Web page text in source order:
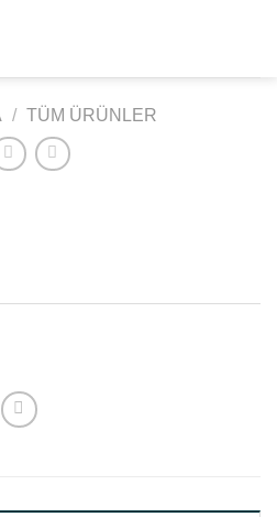
/ TÜM ÜRÜNLER